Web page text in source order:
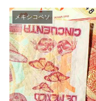
メキシコペソ